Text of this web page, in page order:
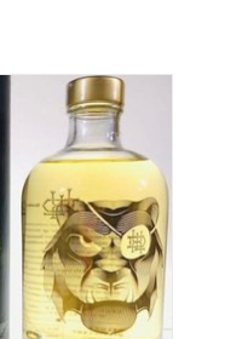
Liquid Gold
WINKELWAGEN